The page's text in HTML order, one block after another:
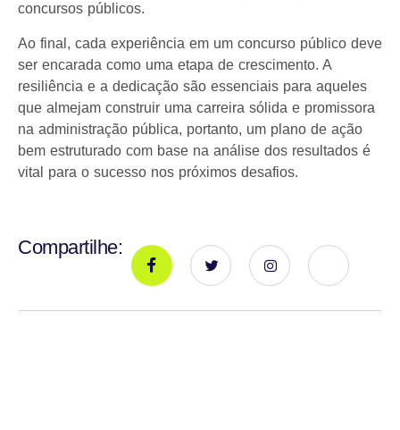
concursos públicos.
Ao final, cada experiência em um concurso público deve
ser encarada como uma etapa de crescimento. A
resiliência e a dedicação são essenciais para aqueles
que almejam construir uma carreira sólida e promissora
na administração pública, portanto, um plano de ação
bem estruturado com base na análise dos resultados é
vital para o sucesso nos próximos desafios.
Compartilhe: